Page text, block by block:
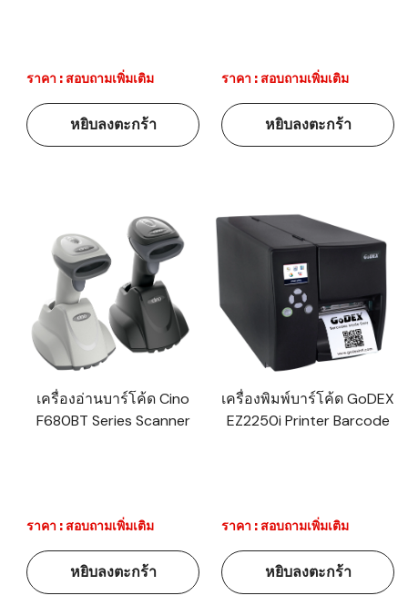
ราคา : สอบถามเพิ่มเติม
หยิบลงตะกร้า
ราคา : สอบถามเพิ่มเติม
หยิบลงตะกร้า
เครื่องอ่านบาร์โค้ด Cino
F680BT Series Scanner
ราคา : สอบถามเพิ่มเติม
หยิบลงตะกร้า
เครื่องพิมพ์บาร์โค้ด GoDEX
EZ2250i Printer Barcode
ราคา : สอบถามเพิ่มเติม
หยิบลงตะกร้า